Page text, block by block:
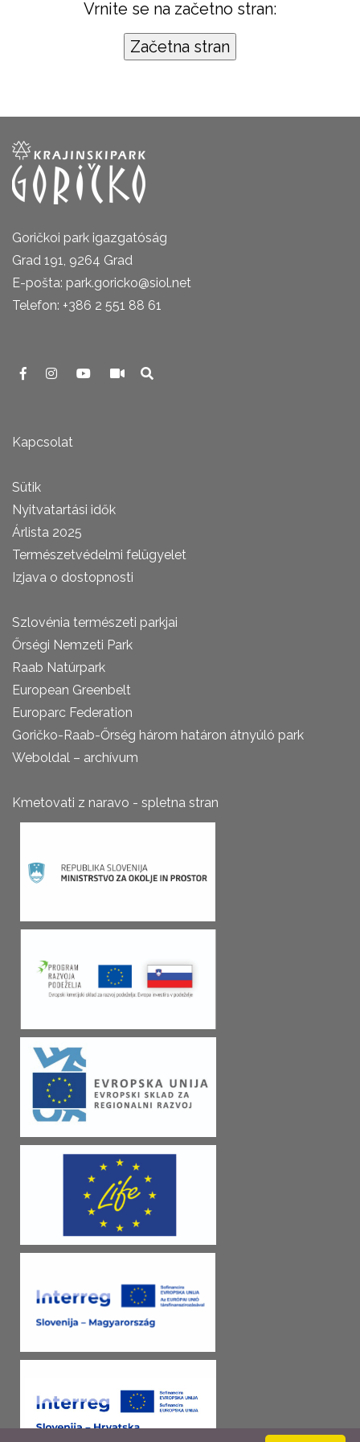
Vrnite se na začetno stran:
Goričkoi park igazgatóság
Grad 191, 9264 Grad
E-pošta: park.goricko@siol.net
Telefon: +386 2 551 88 61
Kapcsolat
Sütik
Nyitvatartási idők
Árlista 2025
Természetvédelmi felügyelet
Izjava o dostopnosti
Szlovénia természeti parkjai
Őrségi Nemzeti Park
Raab Natúrpark
European Greenbelt
Europarc Federation
Goričko-Raab-Őrség három határon átnyúló park
Weboldal – archívum
Kmetovati z naravo - spletna stran